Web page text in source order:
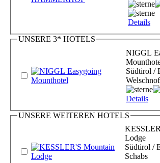
Details
UNSERE 3* HOTELS
NIGGL
Südtirol /
Details
UNSERE WEITEREN HOTELS
Lodge
Südtirol /
Schabs